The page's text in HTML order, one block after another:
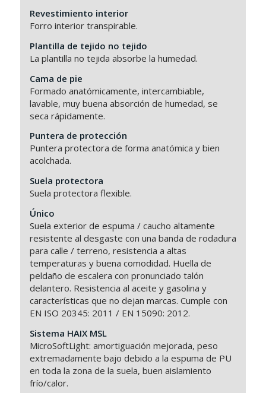
Revestimiento interior
Forro interior transpirable.
Plantilla de tejido no tejido
La plantilla no tejida absorbe la humedad.
Cama de pie
Formado anatómicamente, intercambiable,
lavable, muy buena absorción de humedad, se
seca rápidamente.
Puntera de protección
Puntera protectora de forma anatómica y bien
acolchada.
Suela protectora
Suela protectora flexible.
Único
Suela exterior de espuma / caucho altamente
resistente al desgaste con una banda de rodadura
para calle / terreno, resistencia a altas
temperaturas y buena comodidad. Huella de
peldaño de escalera con pronunciado talón
delantero. Resistencia al aceite y gasolina y
características que no dejan marcas. Cumple con
EN ISO 20345: 2011 / EN 15090: 2012.
Sistema HAIX MSL
MicroSoftLight: amortiguación mejorada, peso
extremadamente bajo debido a la espuma de PU
en toda la zona de la suela, buen aislamiento
frío/calor.